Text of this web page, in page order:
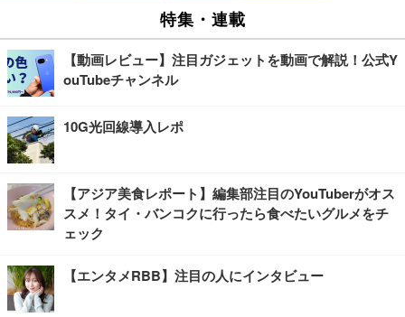
特集・連載
【動画レビュー】注目ガジェットを動画で解説！公式Y
ouTubeチャンネル
10G光回線導入レポ
【アジア美食レポート】編集部注目のYouTuberがオス
スメ！タイ・バンコクに行ったら食べたいグルメをチ
ェック
【エンタメRBB】注目の人にインタビュー